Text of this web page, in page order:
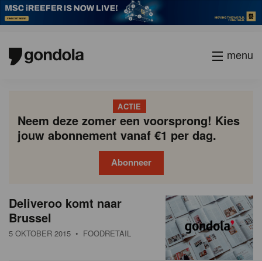
menu
ACTIE
Neem deze zomer een voorsprong! Kies
jouw abonnement vanaf €1 per dag.
Abonneer
N
e
Deliveroo komt naar
Brussel
5 OKTOBER 2015 • FOODRETAIL
P
a
g
Vorige
Page
Page
Page
Page
Current
page
Page
Page
Page
Page
Volgende
academy
society